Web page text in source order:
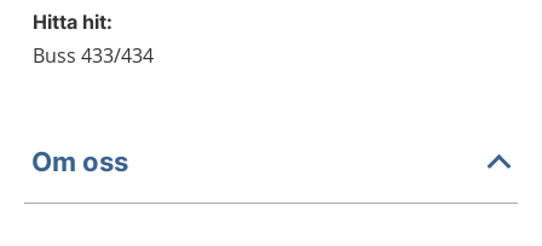
Hitta hit:
Buss 433/434
Om oss